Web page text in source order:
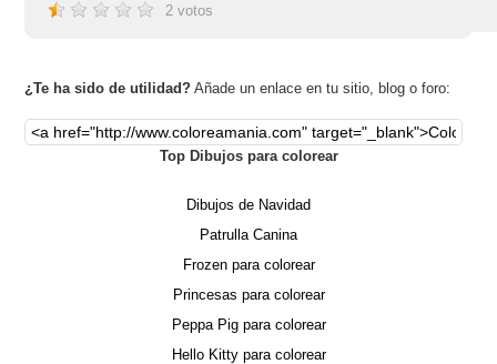
2 votos
¿Te ha sido de utilidad? Añade un enlace en tu sitio, blog o foro:
Top Dibujos para colorear
Dibujos de Navidad
Patrulla Canina
Frozen para colorear
Princesas para colorear
Peppa Pig para colorear
Hello Kitty para colorear